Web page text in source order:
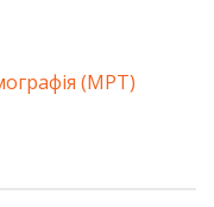
(МРТ)